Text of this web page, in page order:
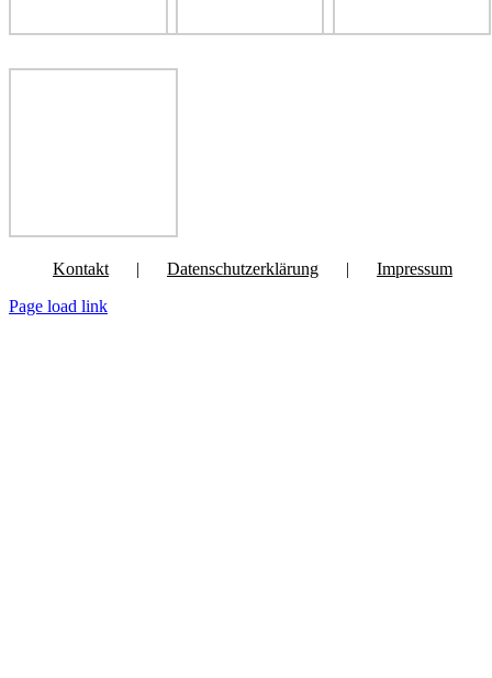
Kontakt Datenschutzerklärung
Impressum
Page load link